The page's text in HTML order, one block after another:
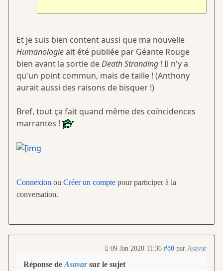
Et je suis bien content aussi que ma nouvelle
Humanologieait été publiée par Géante Rouge
bien avant la sortie deDeath Stranding ! Il n'y a
qu'un point commun, mais de taille ! (Anthony
aurait aussi des raisons de bisquer !)
Bref, tout ça fait quand même des coïncidences
marrantes !
Connexion ou Créer un compte pour participer à la
conversation.
09 Jan 2020 11:36 #80 par Asavar
Réponse de Asavarsur le sujet